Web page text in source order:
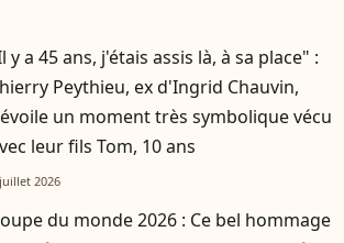
y a 45 ans, j'étais assis là, à sa place" :
Peythieu, ex d'Ingrid Chauvin,
un moment très symbolique vécu
leur fils Tom, 10 ans
2026
du monde 2026 : Ce bel hommage